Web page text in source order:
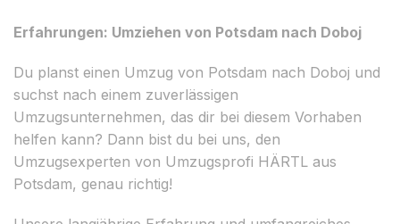
Erfahrungen: Umziehen von Potsdam nach Doboj
Du planst einen Umzug von Potsdam nach Doboj und
suchst nach einem zuverlässigen
Umzugsunternehmen, das dir bei diesem Vorhaben
helfen kann? Dann bist du bei uns, den
Umzugsexperten von Umzugsprofi HÄRTL aus
Potsdam, genau richtig!